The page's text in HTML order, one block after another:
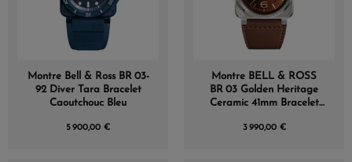
Montre Bell & Ross BR 03-
92 Diver Tara Bracelet
Caoutchouc Bleu
5 900,00 €
Montre BELL & ROSS
BR 03 Golden Heritage
Ceramic 41mm Bracelet
3 990,00 €